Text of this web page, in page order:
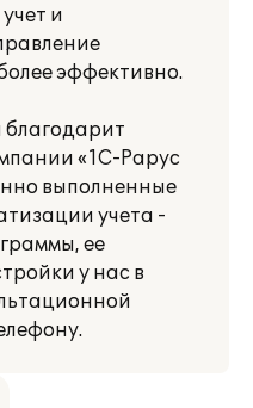
и
эффективно.
«1С-Рарус
выполненные
учета -
ее
у нас в